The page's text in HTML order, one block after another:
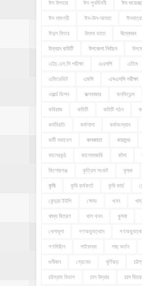
ঈদ উপহার ঈদ পুনর্মিলনী ঈদ শুভেচ্ছা
ঈদ সামগ্রী ঈদ-উল-আযহা ঈদযাত্রা
ঈদুল ফিতর উৎসব ভাতা উদ্বোধন
উন্নয়ন কমিটি উপজেলা নির্বাচন
এইচ.এস.সি পরীক্ষা এএসপি এতিম
এফিডেভিট এমপি এসএসসি পরীক্ষা
ওয়ার্ল্ড ভিশন কক্সবাজার কনফিডেন্স
কবিরাজ কমিটি কমিটি গঠন
কর্মবিরতি কর্মশালা কর্মসংস্থান
কর্মী সমাবেশ কলকাতা কারাদন্ড
কালেরকন্ঠ কালোবাজারি কাঁসা
কিশোরগঞ্জ কৃত্রিম সংকট কৃষক
কৃষি কৃষি কর্মকর্তা কৃষি কার্ড
কেন্দুয়া ইউপি ক্ষোভ খনন
খাদ্য বিতরণ খাল খনন খুলনা
খেলাধূলা গণঅভ্যুত্থান
গণমিছিল গাইবান্ধা গাছ কর্তন
গুনীজন গ্রেনেড ঘূর্ণিঝড়
চট্টগ্রাম বিভাগ চাল উদ্ধার চাল